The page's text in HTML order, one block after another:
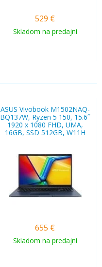
529 €
Skladom na predajni
ASUS Vivobook M1502NAQ-
BQ137W, Ryzen 5 150, 15.6˝
1920 x 1080 FHD, UMA,
16GB, SSD 512GB, W11H
655 €
Skladom na predajni